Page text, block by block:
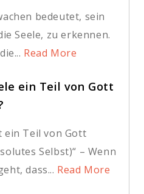
bedeutet, sein
Seele, zu erkennen.
Read More
ein Teil von Gott
ein Teil von Gott
Selbst)“ – Wenn
dass... Read More